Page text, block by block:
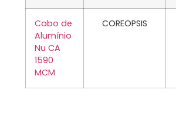
Cabo de
Alumínio
Nu CA
1590
MCM
COREOPSIS